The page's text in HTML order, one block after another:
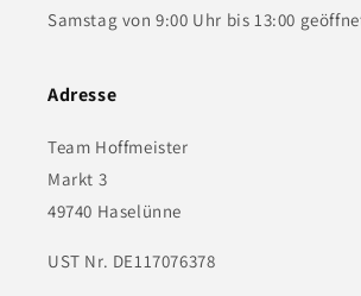
Samstag von 9:00 Uhr bis 13:00
Adresse
Team Hoffmeister
Markt 3
49740 Haselünne
UST Nr. DE117076378